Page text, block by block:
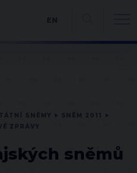
sněmů